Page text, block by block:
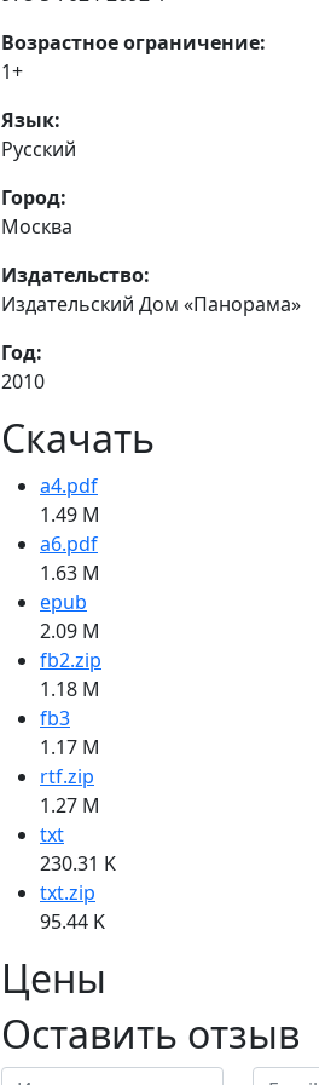
Возрастное ограничение:
1+
Язык:
Русский
Город:
Москва
Издательство:
Издательский Дом «Панорама»
Год:
2010
Скачать
a4.pdf
1.49 M
a6.pdf
1.63 M
epub
2.09 M
fb2.zip
1.18 M
fb3
1.17 M
rtf.zip
1.27 M
txt
230.31 K
txt.zip
95.44 K
Цены
Оставить отзыв